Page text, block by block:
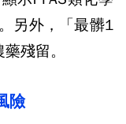
另外，「最髒1
殘留。
險